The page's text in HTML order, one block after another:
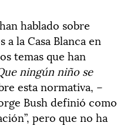
hablado sobre
la Casa Blanca en
temas que han
ningún niño se
esta normativa, –
Bush definió como
pero que no ha